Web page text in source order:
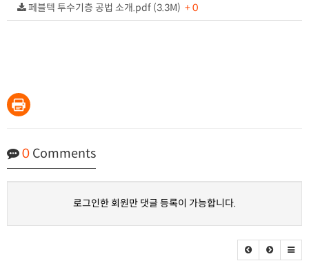
페블텍 투수기층 공법 소개.pdf (3.3M) + 0
0 Comments
로그인한 회원만 댓글 등록이 가능합니다.